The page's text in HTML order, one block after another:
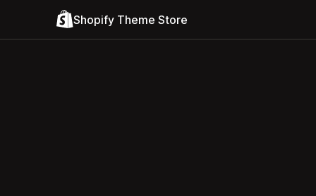
Shopify Theme Store